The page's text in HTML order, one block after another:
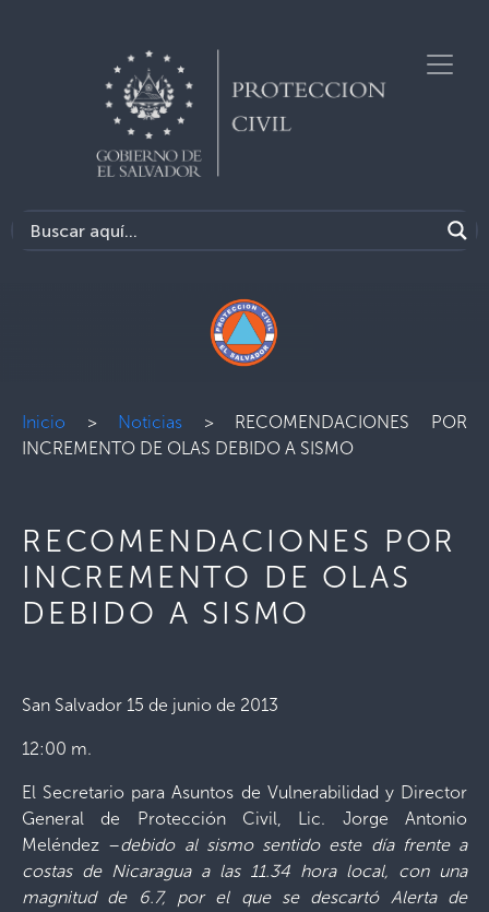
Inicio > Noticias > RECOMENDACIONES POR
INCREMENTO DE OLAS DEBIDO A SISMO
RECOMENDACIONES POR
INCREMENTO DE OLAS
DEBIDO A SISMO
San Salvador 15 de junio de 2013
12:00 m.
El Secretario para Asuntos de Vulnerabilidad y Director
General de Protección Civil, Lic. Jorge Antonio
Meléndez –debido al sismo sentido este día frente a
costas de Nicaragua a las 11.34 hora local, con una
magnitud de 6.7, por el que se descartó Alerta de